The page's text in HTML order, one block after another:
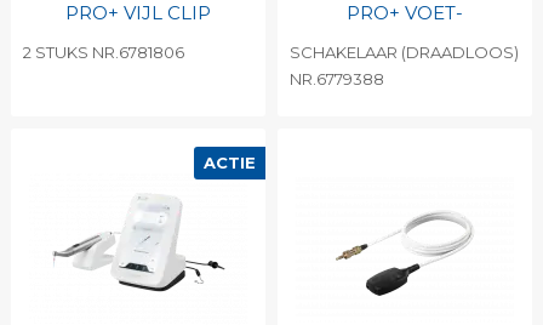
PRO+ VIJL CLIP
2 STUKS NR.6781806
PRO+ VOET-
SCHAKELAAR (DRAADLOOS)
NR.6779388
ACTIE